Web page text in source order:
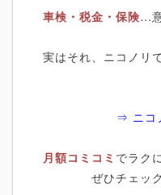
車検・税金・保険…
実はそれ、ニコノリ
⇒ ニコ
月額コミコミ でラク
ぜひチェッ